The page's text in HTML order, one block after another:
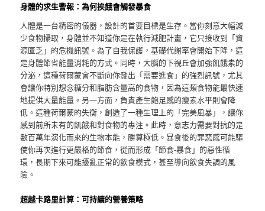
身體的求生警報：為何挨餓會觸發暴食
人體是一台精密的儀器，設計的首要目標是生存。當你刻意大幅減
少食物攝取，身體並不知道你是在執行減肥計畫，它只接收到「資
源匱乏」的危機訊號。為了自我保護，基礎代謝率會開始下降，這
是身體節省能量消耗的方式。同時，大腦的下視丘會加強飢餓素的
分泌，這種荷爾蒙會不斷向你發出「需要進食」的強烈訊號，尤其
會讓你特別想念糖分和脂肪含量高的食物，因為這類食物能最快速
地提供大量能量。另一方面，負責產生飽足感的瘦素水平則會降
低。這種荷爾蒙的失衡，創造了一種生理上的「完美風暴」，讓你
感到前所未有的飢餓和對食物的專注。此時，意志力需要對抗的是
數百萬年演化而來的生物本能，勝算極低。暴食後的罪惡感可能驅
使你再次進行更嚴格的節食，從而形成「節食-暴食」的惡性循
環，長期下來可能擾亂正常的飲食模式，甚至導向飲食失調的風
險。
超越卡路里計算：可持續的營養策略